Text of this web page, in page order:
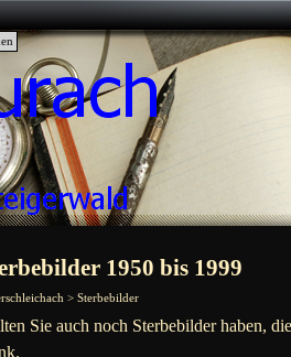
1950 bis 1999
> Sterbebilder
Sie auch noch Sterbebilder haben,